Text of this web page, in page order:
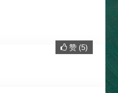
赞 (5)